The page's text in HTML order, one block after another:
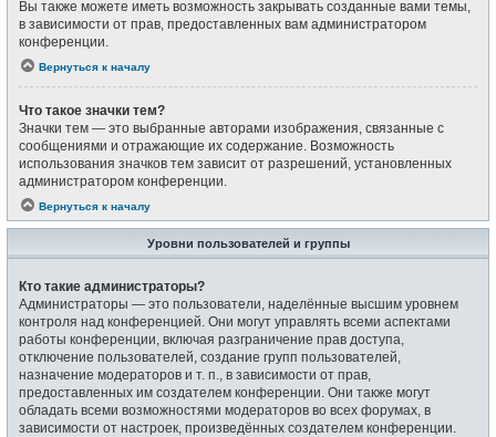
Вы также можете иметь возможность закрывать созданные вами темы,
в зависимости от прав, предоставленных вам администратором
конференции.
Вернуться к началу
Что такое значки тем?
Значки тем — это выбранные авторами изображения, связанные с
сообщениями и отражающие их содержание. Возможность
использования значков тем зависит от разрешений, установленных
администратором конференции.
Вернуться к началу
Уровни пользователей и группы
Кто такие администраторы?
Администраторы — это пользователи, наделённые высшим уровнем
контроля над конференцией. Они могут управлять всеми аспектами
работы конференции, включая разграничение прав доступа,
отключение пользователей, создание групп пользователей,
назначение модераторов и т. п., в зависимости от прав,
предоставленных им создателем конференции. Они также могут
обладать всеми возможностями модераторов во всех форумах, в
зависимости от настроек, произведённых создателем конференции.